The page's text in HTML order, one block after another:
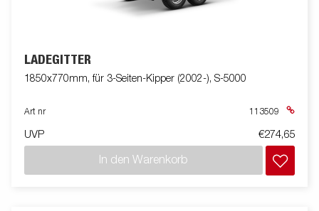
LADEGITTER
1850x770mm, für 3-Seiten-Kipper (2002-), S-5000
Art nr 113509
UVP €274,65
In den Warenkorb